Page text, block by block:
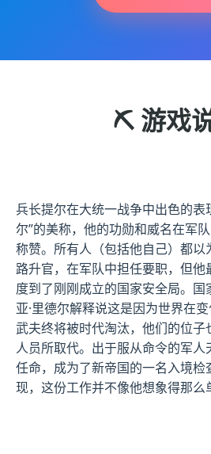
⛏️ 游戏
兵长提尔在大统一战争中出色的表
尔”的美称，他的功勋和威名在军
称赞。所有人（包括他自己）都
路升官，在军队中担任要职，但
度到了刚刚成立的国家安全局。
亚·里德尔解释说这是因为世界在
武夫终将被时代淘汰，他们的位子
人员所取代。出于服从命令的军
任命，成为了新帝国的一名入境检
现，这份工作并不像他想象得那